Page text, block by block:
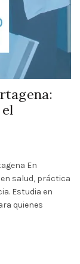
En
salud, práctica
Estudia en
quienes